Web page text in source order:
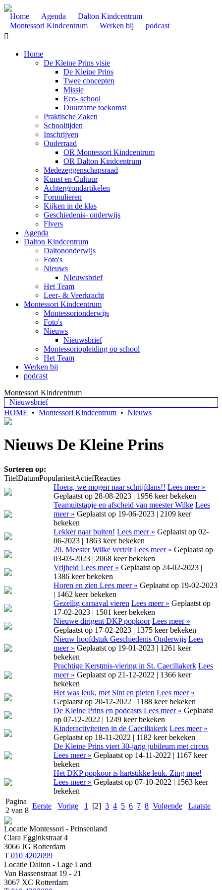
Home Agenda
Dalton Kindcentrum
Montessori Kindcentrum
Werken bij
podcast

Home
De Kleine Prins visie
De Kleine Prins
Twee concepten
Missie
Eco- school
Duurzame toekomst
Praktische Zaken
Schooltijden
Inschrijven
Ouderraad
OR Montessori Kindcentrum
OR Dalton Kindcentrum
Medezeggenschapsraad
Kunst en Cultuur
Achtergrondartikelen
Formulieren
Kijken in de klas
Geschiedenis- onderwijs
Flyers
Agenda
Dalton Kindcentrum
Daltononderwijs
Foto's
Nieuws
NIeuwsbrief
Het Team
Leer- & Veerkracht
Montessori Kindcentrum
Montessorionderwijs
Foto's
Nieuws
Nieuwsbrief
Montessoriopleiding op school
Het Team
Werken bij
podcast
Montessori Kindcentrum
Nieuwsbrief
HOME • Montessori Kindcentrum • Nieuws
Nieuws De Kleine Prins
Sorteren op:
TitelDatumPopulariteitActiefReacties
Hoera, we mogen naar schrijfdans!! Lees meer »
Geplaatst op 28-08-2023 | 1956 keer bekeken
Teamuitstapje en afscheid van meester Wilke Lees
meer » Geplaatst op 19-06-2023 | 2109 keer
bekeken
Lekker naar buiten! Lees meer » Geplaatst op 02-
06-2023 | 1863 keer bekeken
20. Meester Wilke vertelt Lees meer » Geplaatst op
03-03-2023 | 2068 keer bekeken
Vrijheid Lees meer » Geplaatst op 24-02-2023 |
1386 keer bekeken
Horen en zien Lees meer » Geplaatst op 19-02-2023
| 1462 keer bekeken
Gezellig carnaval vieren Lees meer » Geplaatst op
17-02-2023 | 1501 keer bekeken
Nieuwe dirigent DKP popkoor Lees meer »
Geplaatst op 17-02-2023 | 1375 keer bekeken
Nieuw hoofdstuk Geschiedenis Onderwijs Lees
meer » Geplaatst op 19-01-2023 | 1261 keer
bekeken
Prachtige Kerstmis-viering in St. Caeciliakerk Lees
meer » Geplaatst op 21-12-2022 | 1366 keer
bekeken
Het was leuk, met Sint en pieten Lees meer »
Geplaatst op 20-12-2022 | 1188 keer bekeken
De Kleine Prins en podcasts Lees meer » Geplaatst
op 07-12-2022 | 1249 keer bekeken
Kinderactiviteiten in de Caeciliakerk Lees meer »
Geplaatst op 18-11-2022 | 1182 keer bekeken
De Kleine Prins viert 30-jarig jubileum met circus
Lees meer » Geplaatst op 14-11-2022 | 1167 keer
bekeken
Het DKP popkoor is hartstikke leuk. Zing mee!
Lees meer » Geplaatst op 07-10-2022 | 1563 keer
bekeken
Pagina
2 van 8
Eerste Vorige 1 [2] 3 4 5 6 7 8 Volgende Laatste
Locatie Montessori - Prinsenland
Clara Egginkstraat 4
3066 JG Rotterdam
T 010 4202099
Locatie Dalton - Lage Land
Van Bassenstraat 19 - 21
3067 XC Rotterdam